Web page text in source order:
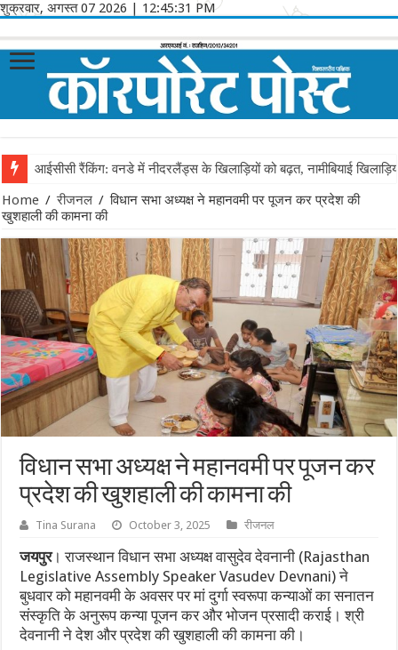
शुक्रवार, अगस्त 07 2026 | 12:45:31 PM
आईसीसी रैंकिंग: वनडे में नीदरलैंड्स के खिलाड़ियों को बढ़त, नामीबियाई
Home / रीजनल / विधान सभा अध्यक्ष ने महानवमी पर पूजन कर प्रदेश की
खुशहाली की कामना की
विधान सभा अध्यक्ष ने महानवमी पर पूजन कर
प्रदेश की खुशहाली की कामना की
Tina Surana October 3, 2025 रीजनल
जयपुर। राजस्थान विधान सभा अध्यक्ष वासुदेव देवनानी (Rajasthan
Legislative Assembly Speaker Vasudev Devnani) ने
बुधवार को महानवमी के अवसर पर मां दुर्गा स्वरूपा कन्याओं का सनातन
संस्कृति के अनुरूप कन्या पूजन कर और भोजन प्रसादी कराई। श्री
देवनानी ने देश और प्रदेश की खुशहाली की कामना की।